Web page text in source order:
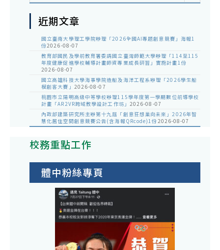
近期文章
國立臺南大學理工學院辦理「2026全國AI專題創意競賽」海報1
份2026-08-07
教育部國民及學前教育署委請國立臺灣師範大學辦理「114至115
年度健康促進學校輔導計畫師資專業成長研習」實施計畫1份
2026-08-07
國立高雄科技大學海事學院造船及海洋工程系辦理「2026學生船
模創客大賽」 2026-08-07
桃園市立陽明高級中等學校辦理115學年度第一學期數位前導學校
計畫「AR2VR跨域教學設計工作坊」 2026-08-07
內政部建築研究所主辦第十九屆「創意狂想巢向未來」2026年智
慧化居住空間創意競賽公告(含海報QRcode)1份2026-08-07
校務重點工作
體中粉絲專頁